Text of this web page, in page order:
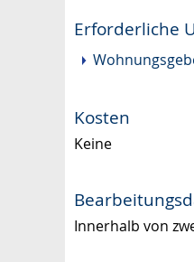
Erforderliche
Kosten
Keine
Innerhalb von